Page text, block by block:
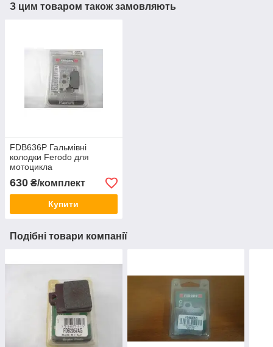
З цим товаром також замовляють
FDB636P Гальмівні
колодки Ferodo для
мотоцикла
YAMAHA.61x27x7,3 mm
(передні)
630 ₴/комплект
Купити
Подібні товари компанії